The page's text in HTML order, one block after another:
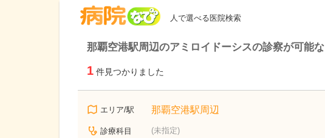
人で選べる医院検索
那覇空港駅周辺のアミロイドーシスの診察が可能な
1 件見つかりました
エリア/駅 那覇空港駅周辺
診療科目 (未指定)